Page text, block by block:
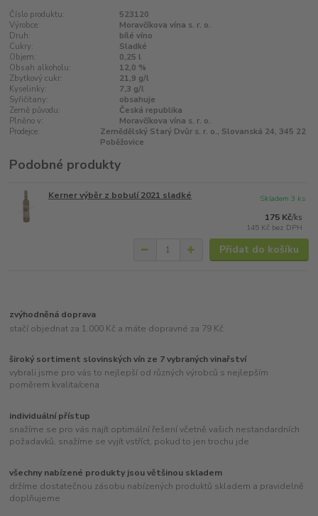
Číslo produktu:
523120
Výrobce:
Moravčíkova vína s. r. o.
Druh:
bílé víno
Cukry:
Sladké
Objem:
0,25 l
Obsah alkoholu:
12,0 %
Zbytkový cukr:
21,9 g/l
Kyselinky:
7,3 g/l
Syřičitany:
obsahuje
Země původu:
Česká republika
Plněno v:
Moravčíkova vína s. r. o.
Prodejce:
Zemědělský Starý Dvůr s. r. o., Slovanská 24, 345 22
Poběžovice
Podobné produkty
Kerner výběr z bobulí 2021 sladké
175 Kč/ks
145 Kč bez DPH
Skladem 3 ks
Přidat do košíku
zvýhodněná doprava
stačí objednat za 1.000 Kč a máte dopravné za 79 Kč
široký sortiment slovinských vín ze 7 vybraných vinařství
vybrali jsme pro vás to nejlepší od různých výrobců s nejlepším
poměrem kvalita/cena
individuální přístup
snažíme se pro vás najít optimální řešení včetně vašich nestandardních
požadavků, snažíme se vyjít vstříct, pokud to jen trochu jde
všechny nabízené produkty jsou většinou skladem
držíme dostatečnou zásobu nabízených produktů skladem a pravidelně
doplňujeme